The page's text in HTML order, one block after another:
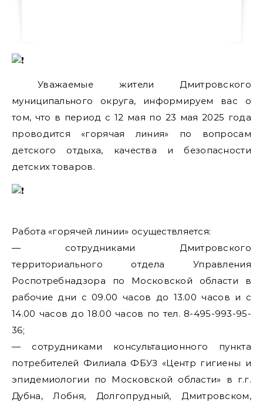
️ Уважаемые жители Дмитровского
муниципального округа, информируем вас о
том, что в период с 12 мая по 23 мая 2025 года
проводится «горячая линия» по вопросам
детского отдыха, качества и безопасности
детских товаров.
Работа «горячей линии» осуществляется:
— сотрудниками Дмитровского
территориального отдела Управления
Роспотребнадзора по Московской области в
рабочие дни с 09.00 часов до 13.00 часов и с
14.00 часов до 18.00 часов по тел. 8-495-993-95-
36;
— сотрудниками консультационного пункта
потребителей Филиала ФБУЗ «Центр гигиены и
эпидемиологии по Московской области» в г.г.
Дубна, Лобня, Долгопрудный, Дмитровском,